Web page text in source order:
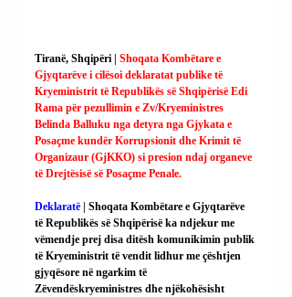
Tiranë, Shqipëri | Shoqata Kombëtare e
Gjyqtarëve i cilësoi deklaratat publike të
Kryeministrit të Republikës së Shqipërisë Edi
Rama për pezullimin e Zv/Kryeministres
Belinda Balluku nga detyra nga Gjykata e
Posaçme kundër Korrupsionit dhe Krimit të
Organizaur (GjKKO) si presion ndaj organeve
të Drejtësisë së Posaçme Penale.
Deklaratë
| Shoqata Kombëtare e Gjyqtarëve
të Republikës së Shqipërisë ka ndjekur me
vëmendje prej disa ditësh komunikimin publik
të Kryeministrit të vendit lidhur me çështjen
gjyqësore në ngarkim të
Zëvendëskryeministres dhe njëkohësisht